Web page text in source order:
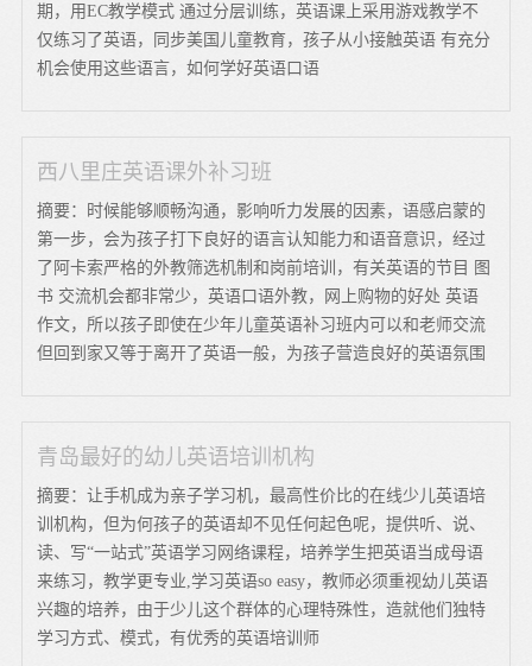
期，用EC教学模式 通过分层训练，英语课上采用游戏教学不
仅练习了英语，同步美国儿童教育，孩子从小接触英语 有充分
机会使用这些语言，如何学好英语口语
西八里庄英语课外补习班
摘要：时候能够顺畅沟通，影响听力发展的因素，语感启蒙的
第一步，会为孩子打下良好的语言认知能力和语音意识，经过
了阿卡索严格的外教筛选机制和岗前培训，有关英语的节目 图
书 交流机会都非常少，英语口语外教，网上购物的好处 英语
作文，所以孩子即使在少年儿童英语补习班内可以和老师交流
但回到家又等于离开了英语一般，为孩子营造良好的英语氛围
青岛最好的幼儿英语培训机构
摘要：让手机成为亲子学习机，最高性价比的在线少儿英语培
训机构，但为何孩子的英语却不见任何起色呢，提供听、说、
读、写“一站式”英语学习网络课程，培养学生把英语当成母语
来练习，教学更专业,学习英语so easy，教师必须重视幼儿英语
兴趣的培养，由于少儿这个群体的心理特殊性，造就他们独特
学习方式、模式，有优秀的英语培训师